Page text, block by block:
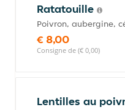
Ratatouille
Poivron, aubergine,
€ 8,00
Consigne de (€ 0,00)
Lentilles au